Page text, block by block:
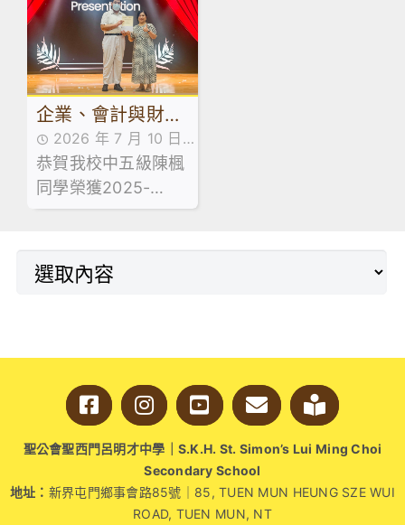
知識與技能，並進一
步激發對相關學科的
興趣。
企業、會計與財務
概論科獲獎消息
2026 年 7 月 10 日
學生成就
恭賀我校中五級陳楓
同學榮獲2025-
2026年度香港會計
育協會聯合設立的
「企會財」獎學金，
科表現優秀的學生。
聖公會聖西門呂明才中學｜S.K.H. St. Simon’s Lui Ming Choi
Secondary School
地址： 新界屯門鄉事會路85號｜85, TUEN MUN HEUNG SZE WUI
ROAD, TUEN MUN, NT